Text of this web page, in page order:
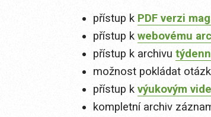
přístup k PDF verzi
přístup k webovému
přístup k archivu
možnost pokládat
přístup k výukovým
kompletní archiv